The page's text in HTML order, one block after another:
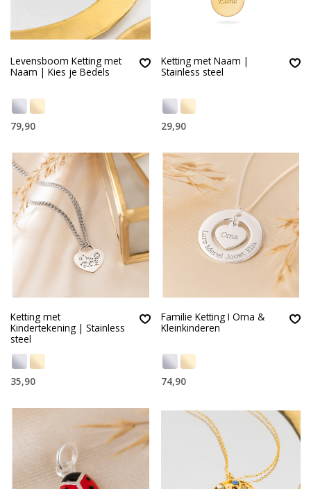
Levensboom Ketting met
Naam | Kies je Bedels
79,90
Ketting met Naam |
Stainless steel
29,90
Ketting met
Kindertekening | Stainless
steel
35,90
Familie Ketting I Oma &
Kleinkinderen
74,90